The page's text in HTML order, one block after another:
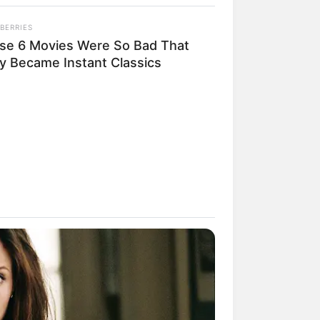
6 Movies Were So Bad That
Became Instant Classics